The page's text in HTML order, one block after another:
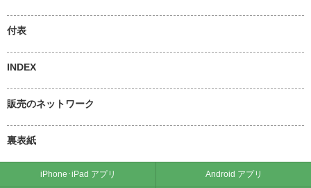
付表
INDEX
販売のネットワーク
裏表紙
iPhone･iPad アプリ Android アプリ